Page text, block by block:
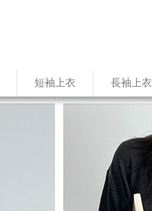
短袖上衣 長袖上衣